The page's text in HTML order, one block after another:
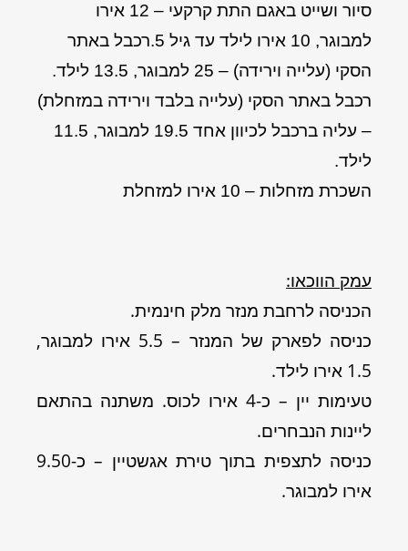
סיור ושייט באגם התת קרקעי – 12 אירו
למבוגר, 10 אירו לילד עד גיל 5.רכבל באתר
הסקי (עלייה וירידה) – 25 למבוגר, 13.5 לילד.
רכבל באתר הסקי (עלייה בלבד וירידה במזחלת)
– עליה ברכבל לכיוון אחד 19.5 למבוגר, 11.5
לילד.
השכרת מזחלות – 10 אירו למזחלת
עמק הווכאו:
הכניסה לרחבת מנזר מלק חינמית.
כניסה לפארק של המנזר – 5.5 אירו למבוגר,
1.5 אירו לילד.
טעימות יין – כ-4 אירו לכוס. משתנה בהתאם
ליינות הנבחרים.
כניסה לתצפית בתוך טירת אגשטיין – כ-9.50
אירו למבוגר.